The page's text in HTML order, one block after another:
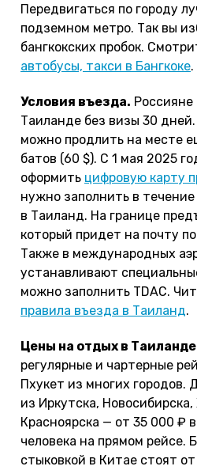
Передвигаться по городу
подземном метро. Так вы
бангкокских пробок.
автобусы, такси в Бангкоке.
Условия въезда. Россияне
Таиланде без визы 30
можно продлить на месте
батов (60 $). С 1 мая 2025
оформить цифровую карту
нужно заполнить в
в Таиланд. На границе
который придет на почту
Также в международных
устанавливают
можно заполнить TDAC.
правила въезда в Таиланд.
Цены на отдых в
регулярные и чартерные
Пхукет из многих городов.
из Иркутска, Новосибирска,
Красноярска — от 35 000 ₽
человека на прямом рейсе.
стыковкой в Китае стоят